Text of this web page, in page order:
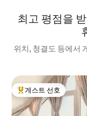
최고 평점을
위치, 청결도 등에서
상위 게스트 선호
게스트 선호